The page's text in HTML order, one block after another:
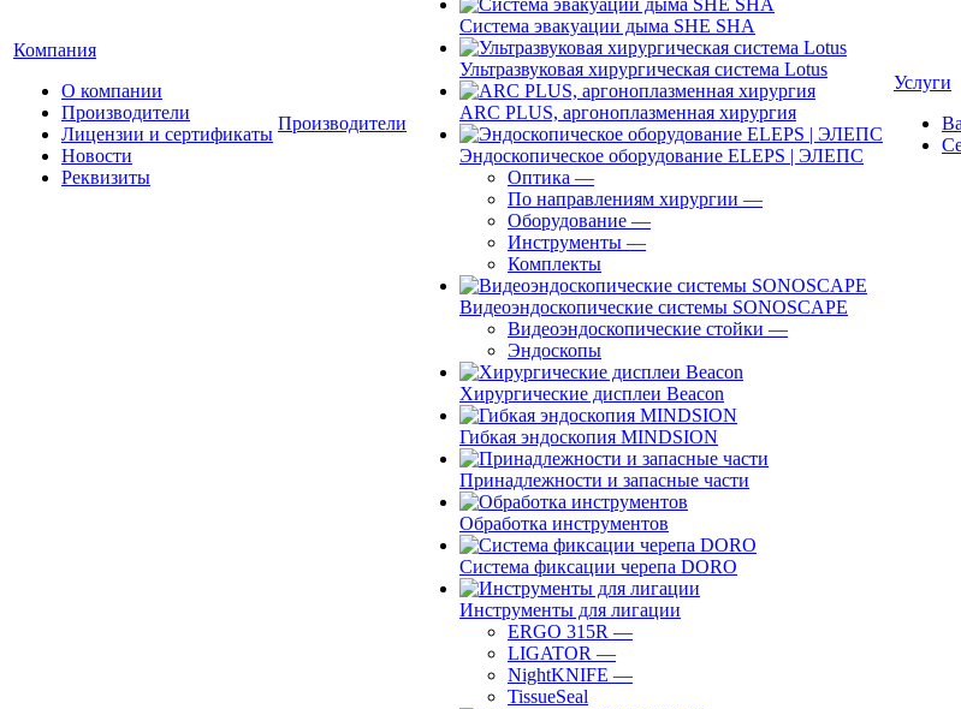
Компания
О компании
Производители
Лицензии и сертификаты
Новости
Реквизиты
Производители
Система эвакуации дыма SHE SHA
Ультразвуковая хирургическая система Lotus
ARC PLUS, аргоноплазменная хирургия
Эндоскопическое оборудование ELEPS | ЭЛЕПС
Оптика —
По направлениям хирургии —
Оборудование —
Инструменты —
Комплекты
Видеоэндоскопические системы SONOSCAPE
Видеоэндоскопические стойки —
Эндоскопы
Хирургические дисплеи Beacon
Гибкая эндоскопия MINDSION
Принадлежности и запасные части
Обработка инструментов
Система фиксации черепа DORO
Инструменты для лигации
ERGO 315R —
LIGATOR —
NightKNIFE —
TissueSeal
Услуги